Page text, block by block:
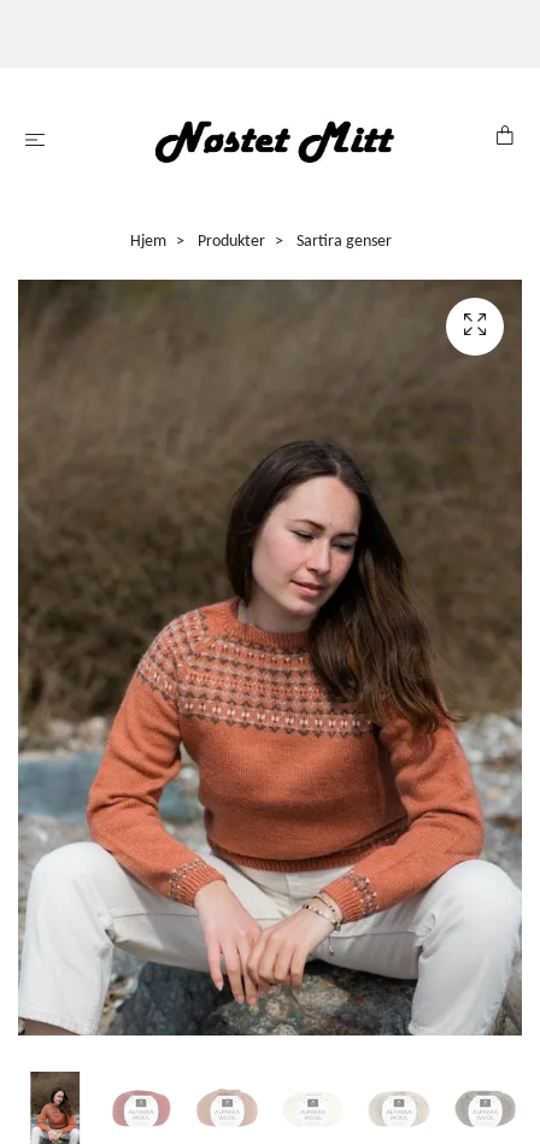
Hjem Produkter Sartira genser